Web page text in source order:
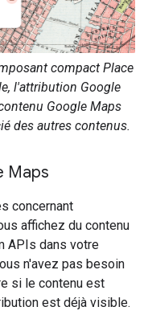
compact Place
l'attribution Google
Google Maps
des autres contenus.
Maps
concernant
affichez du contenu
APIs dans votre
n'avez pas besoin
si le contenu est
est déjà visible.